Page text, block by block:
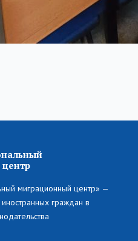
миграционный центр» —
граждан в